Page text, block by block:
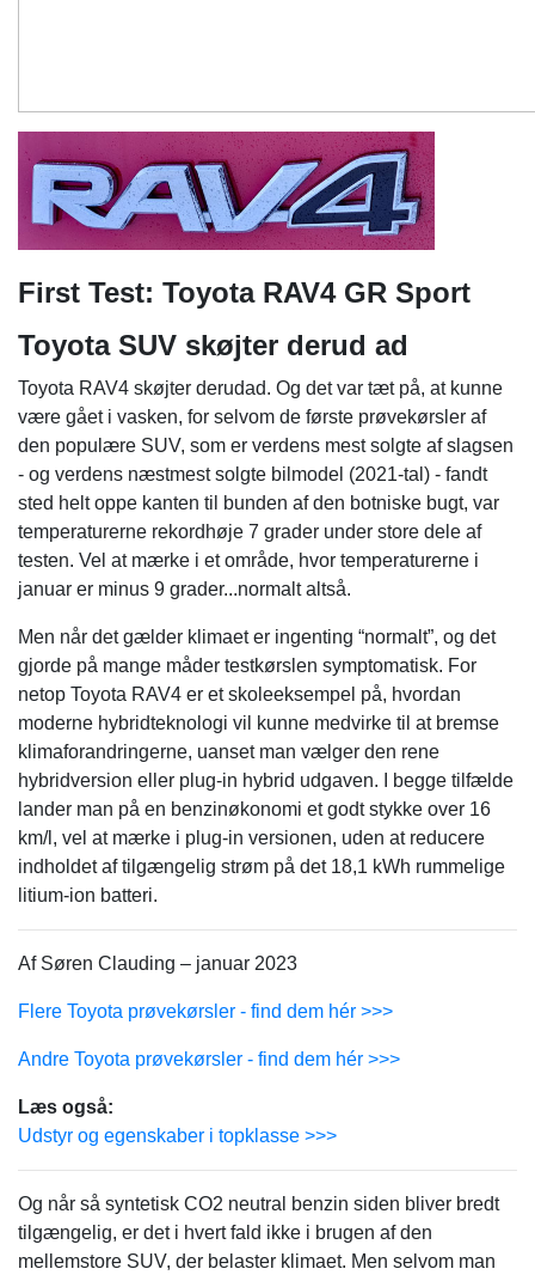
First Test: Toyota RAV4 GR Sport
Toyota SUV skøjter derud ad
Toyota RAV4 skøjter derudad. Og det var tæt på, at kunne
være gået i vasken, for selvom de første prøvekørsler af
den populære SUV, som er verdens mest solgte af slagsen
- og verdens næstmest solgte bilmodel (2021-tal) - fandt
sted helt oppe kanten til bunden af den botniske bugt, var
temperaturerne rekordhøje 7 grader under store dele af
testen. Vel at mærke i et område, hvor temperaturerne i
januar er minus 9 grader...normalt altså.
Men når det gælder klimaet er ingenting “normalt”, og det
gjorde på mange måder testkørslen symptomatisk. For
netop Toyota RAV4 er et skoleeksempel på, hvordan
moderne hybridteknologi vil kunne medvirke til at bremse
klimaforandringerne, uanset man vælger den rene
hybridversion eller plug-in hybrid udgaven. I begge tilfælde
lander man på en benzinøkonomi et godt stykke over 16
km/l, vel at mærke i plug-in versionen, uden at reducere
indholdet af tilgængelig strøm på det 18,1 kWh rummelige
litium-ion batteri.
Af Søren Clauding – januar 2023
Flere Toyota prøvekørsler - find dem hér >>>
Andre Toyota prøvekørsler - find dem hér >>>
Læs også:
Udstyr og egenskaber i topklasse >>>
Og når så syntetisk CO2 neutral benzin siden bliver bredt
tilgængelig, er det i hvert fald ikke i brugen af den
mellemstore SUV, der belaster klimaet. Men selvom man